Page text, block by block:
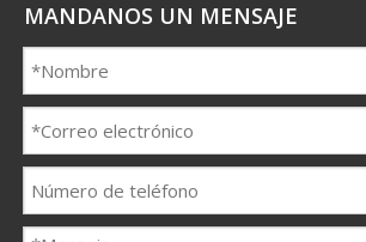
MANDANOS UN MENSAJE